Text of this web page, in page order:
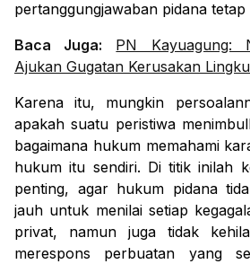
pertanggungjawaban pidana
Baca Juga:
PN Kayuagung:
Ajukan Gugatan Kerusakan
Karena itu, mungkin
apakah suatu peristiwa
bagaimana hukum memahami
hukum itu sendiri. Di titik inilah
penting, agar hukum pidana
jauh untuk menilai setiap
privat, namun juga tidak
merespons perbuatan yang